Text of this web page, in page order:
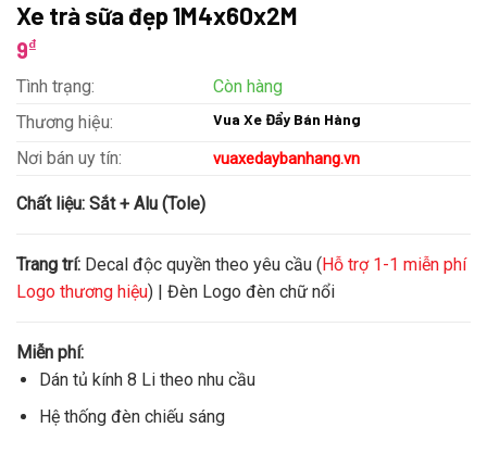
Xe trà sữa đẹp 1M4x60x2M
9₫
Tình trạng:
Còn hàng
Thương hiệu:
Vua Xe Đẩy Bán Hàng
Nơi bán uy tín: vuaxedaybanhang.vn
Chất liệu: Sắt + Alu (Tole)
Trang trí: Decal độc quyền theo yêu cầu (Hỗ trợ 1-1 miễn phí
Logo thương hiệu) | Đèn Logo đèn chữ nổi
Miễn phí:
Dán tủ kính 8 Li theo nhu cầu
Hệ thống đèn chiếu sáng